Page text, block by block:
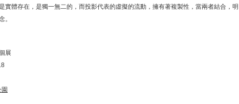
實體存在，是獨一無二的，而投影代表的虛擬的流動，擁有著複製性，當兩者結合，明
。
展